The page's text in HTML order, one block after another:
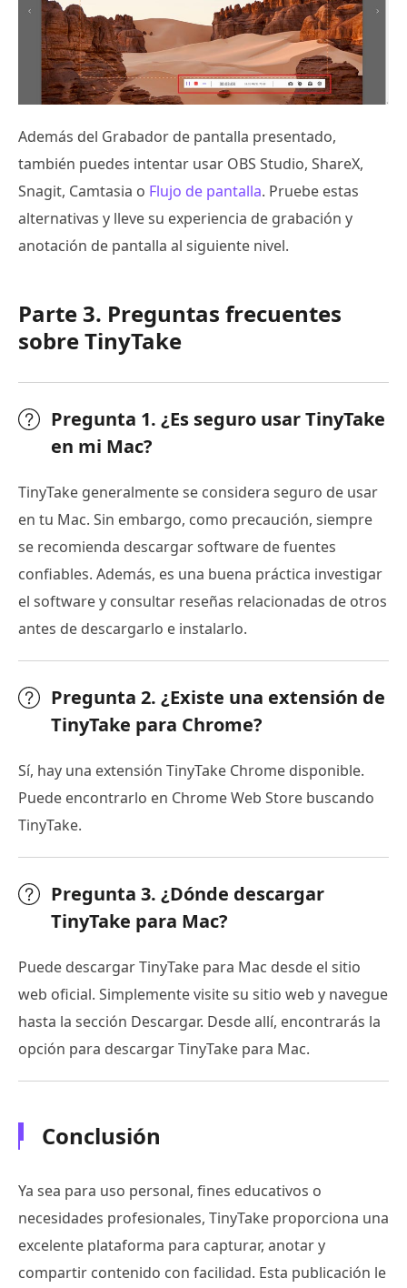
Además del Grabador de pantalla presentado,
también puedes intentar usar OBS Studio, ShareX,
Snagit, Camtasia o Flujo de pantalla. Pruebe estas
alternativas y lleve su experiencia de grabación y
anotación de pantalla al siguiente nivel.
Parte 3. Preguntas frecuentes
sobre TinyTake
Pregunta 1. ¿Es seguro usar TinyTake
en mi Mac?
TinyTake generalmente se considera seguro de usar
en tu Mac. Sin embargo, como precaución, siempre
se recomienda descargar software de fuentes
confiables. Además, es una buena práctica investigar
el software y consultar reseñas relacionadas de otros
antes de descargarlo e instalarlo.
Pregunta 2. ¿Existe una extensión de
TinyTake para Chrome?
Sí, hay una extensión TinyTake Chrome disponible.
Puede encontrarlo en Chrome Web Store buscando
TinyTake.
Pregunta 3. ¿Dónde descargar
TinyTake para Mac?
Puede descargar TinyTake para Mac desde el sitio
web oficial. Simplemente visite su sitio web y navegue
hasta la sección Descargar. Desde allí, encontrarás la
opción para descargar TinyTake para Mac.
Conclusión
Ya sea para uso personal, fines educativos o
necesidades profesionales, TinyTake proporciona una
excelente plataforma para capturar, anotar y
compartir contenido con facilidad. Esta publicación le